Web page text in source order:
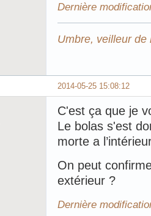
Dernière
Umbre, veilleur
2014-05-25 15:08:12
C'est ça que je
Le bolas s'est
morte a
On peut
extérieur ?
Dernière